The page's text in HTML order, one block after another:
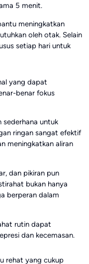
5 menit.
meningkatkan
oleh otak. Selain
setiap hari untuk
yang dapat
benar fokus
sederhana untuk
ringan sangat efektif
meningkatkan aliran
dan pikiran pun
bukan hanya
berperan dalam
rutin dapat
dan kecemasan.
rehat yang cukup